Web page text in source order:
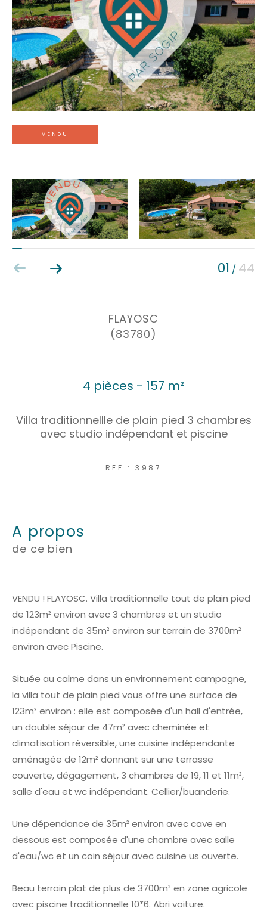
VENDU
01 / 44
FLAYOSC
(83780)
4 pièces - 157 m²
Villa traditionnellle de plain pied 3 chambres
avec studio indépendant et piscine
REF : 3987
a propos
de ce bien
VENDU ! FLAYOSC. Villa traditionnelle tout de plain pied
de 123m² environ avec 3 chambres et un studio
indépendant de 35m² environ sur terrain de 3700m²
environ avec Piscine.
Située au calme dans un environnement campagne,
la villa tout de plain pied vous offre une surface de
123m² environ : elle est composée d'un hall d'entrée,
un double séjour de 47m² avec cheminée et
climatisation réversible, une cuisine indépendante
aménagée de 12m² donnant sur une terrasse
couverte, dégagement, 3 chambres de 19, 11 et 11m²,
salle d'eau et wc indépendant. Cellier/buanderie.
Une dépendance de 35m² environ avec cave en
dessous est composée d'une chambre avec salle
d'eau/wc et un coin séjour avec cuisine us ouverte.
Beau terrain plat de plus de 3700m² en zone agricole
avec piscine traditionnelle 10*6. Abri voiture.
Budget
Surface
Surface
Pièces
Pièces
Référence
AFFINER LES CRITÈRES
Terrasse Parking Piscine